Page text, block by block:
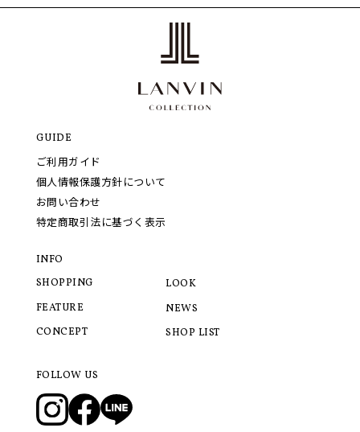
GUIDE
ご利用ガイド
個人情報保護方針について
お問い合わせ
特定商取引法に基づく表示
INFO
SHOPPING
FEATURE
CONCEPT
LOOK
NEWS
SHOP LIST
FOLLOW US